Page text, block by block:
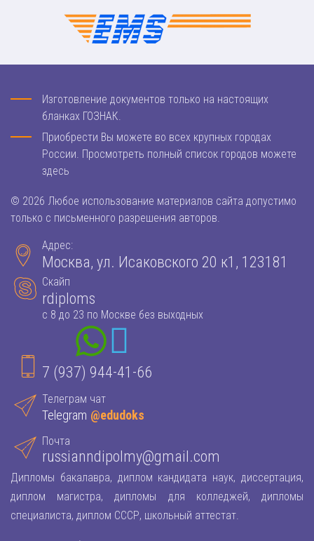
Изготовление документов только на настоящих
бланках ГОЗНАК.
Приобрести Вы можете во всех крупных городах
России. Просмотреть полный список городов можете
здесь
© 2026 Любое использование материалов сайта допустимо
только с письменного разрешения авторов.
Адрес:
Москва, ул. Исаковского 20 к1, 123181
Скайп
rdiploms
с 8 до 23 по Москве без выходных
7 (937) 944-41-66
Телеграм чат
Telegram @edudoks
Почта
russianndipolmy@gmail.com
Дипломы бакалавра, диплом кандидата наук, диссертация,
диплом магистра, дипломы для колледжей, дипломы
специалиста, диплом СССР, школьный аттестат.